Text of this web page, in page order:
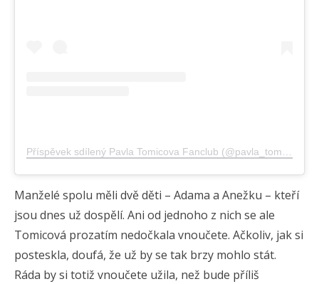
Manželé spolu měli dvě děti – Adama a Anežku – kteří
jsou dnes už dospělí. Ani od jednoho z nich se ale
Tomicová prozatím nedočkala vnoučete. Ačkoliv, jak si
posteskla, doufá, že už by se tak brzy mohlo stát.
Ráda by si totiž vnoučete užila, než bude příliš